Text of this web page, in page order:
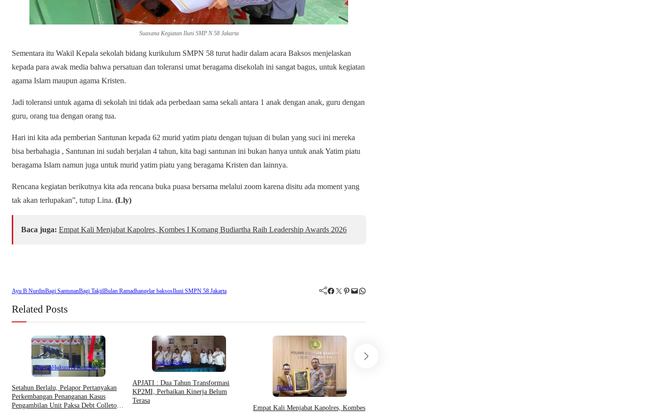
Suasana Kegiatan Iluni SMP N 58 Jakarta
Sementara itu Wakil Kepala sekolah bidang kurikulum SMPN 58 turut hadir dalam acara Baksos menjelaskan
kepada para awak media bahwa persatuan dan toleransi umat beragama disekolah ini sangat bagus, untuk kegiatan
agama Islam maupun agama Kristen.
Jadi toleransi untuk agama di sekolah ini tidak ada perbedaan sama sekali antara 1 anak dengan anak, guru dengan
guru, orang tua dengan orang tua.
Hari ini kita ada pemberian Santunan kepada 62 murid yatim piatu dengan tujuan di bulan yang suci ini mereka
bisa berbahagia , Santunan ini sudah berjalan 4 tahun, kita bagi santunan ini bukan hanya untuk anak Yatim piatu
beragama Islam namun juga untuk murid yatim piatu yang beragama Kristen dan lainnya.
Rencana kegiatan berikutnya kita ada rencana buka puasa bersama melalui zoom karena disitu ada moment yang
tak akan terlupakan”, tutup Lina. (Lly)
Baca juga: Empat Kali Menjabat Kapolres, Kombes I Komang Budiartha Raih Leadership Awards 2026
Ayu B NurdinBagi SantunanBagi TakjilBulan Ramadhangelar baksosIluni SMPN 58 Jakarta Facebook Twitter Pinterest Mail WhatsApp
Related Posts
DaerahHukum & Kriminal
Setahun Berlalu, Pelapor Pertanyakan
Perkembangan Penanganan Kasus
Pengambilan Unit Paksa Debt Colletor
Indeks Berita
APJATI : Dua Tahun Transformasi
KP2MI, Perbaikan Kinerja Belum
Terasa
Daerah
Empat Kali Menjabat Kapolres, Kombes